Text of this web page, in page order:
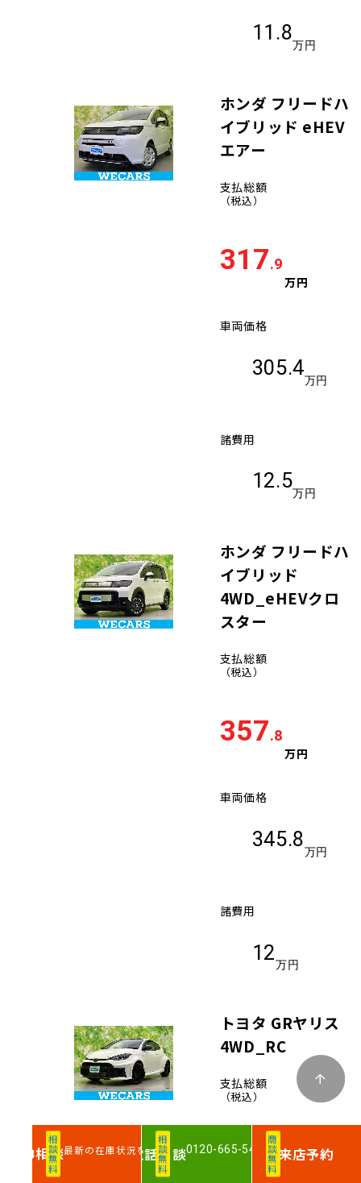
11.8
万円
ホンダ フリードハ
イブリッド eHEV
エアー
支払総額
（税込）
317.9
万円
車両価格
305.4
万円
諸費用
12.5
万円
ホンダ フリードハ
イブリッド
4WD_eHEVクロ
スター
支払総額
（税込）
357.8
万円
車両価格
345.8
万円
諸費用
12
万円
トヨタ GRヤリス
4WD_RC
支払総額
（税込）
386.8
相談無料
WEB相談最新の在庫状況を確認
相談無料
電話相談0120-665-540 商談無料来店予約